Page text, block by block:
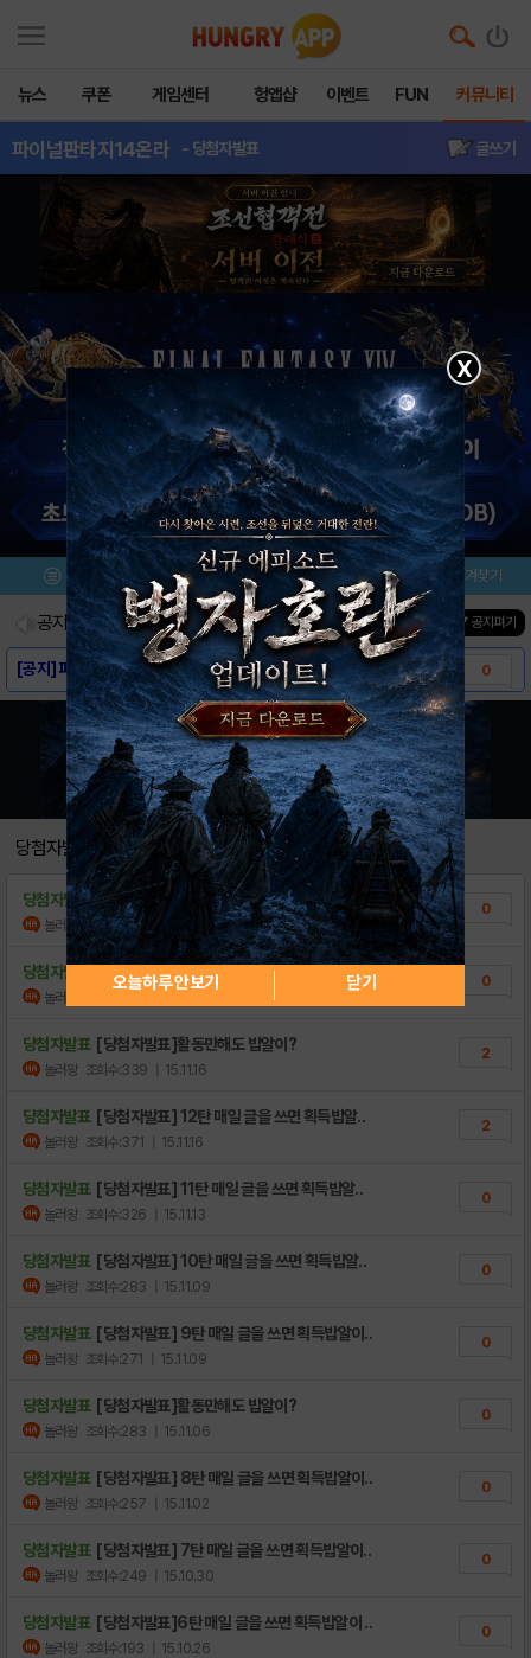
뉴스 쿠폰 게임센터 헝앱샵 이벤트 FUN 커뮤니티
파이널판타지14온라 - 당첨자발표 글쓰기
메뉴 이벤트/미션 이벤트 즐겨찾기
공지사항 진행중인 이벤트0건 ▼ 공지펴기
[공지] 파이널 판타지14:효월의 종언 다운로.. 0
GM 노트 65화
[관리자인증] 공략 모음집 ver 1.0
지도 : 지역 정보 모음
당첨자발표
당첨자발표 [당첨자발표]활동만해도 밥알이?
놀러왕 조회수:368
0
당첨자발표 [당첨자발표] 13탄 매일 글을 쓰면 획득밥알..
놀러왕
0
당첨자발표 [당첨자발표]활동만해도 밥알이?
놀러왕 조회수:339 | 15.11.16
2
당첨자발표 [당첨자발표] 12탄 매일 글을 쓰면 획득밥알..
놀러왕 조회수:371 | 15.11.16
2
당첨자발표 [당첨자발표] 11탄 매일 글을 쓰면 획득밥알..
놀러왕 조회수:326 | 15.11.13
0
당첨자발표 [당첨자발표] 10탄 매일 글을 쓰면 획득밥알..
놀러왕 조회수:283 | 15.11.09
0
당첨자발표 [당첨자발표] 9탄 매일 글을 쓰면 획득밥알이..
놀러왕 조회수:271 | 15.11.09
0
당첨자발표 [당첨자발표]활동만해도 밥알이?
놀러왕 조회수:283 | 15.11.06
0
당첨자발표 [당첨자발표] 8탄 매일 글을 쓰면 획득밥알이..
놀러왕 조회수:257 | 15.11.02
0
당첨자발표 [당첨자발표] 7탄 매일 글을 쓰면 획득밥알이..
놀러왕 조회수:249 | 15.10.30
0
당첨자발표 [당첨자발표]6탄 매일 글을 쓰면 획득밥알이 ..
놀러왕 조회수:193 | 15.10.26
0
X
오늘하루 안보기 닫기